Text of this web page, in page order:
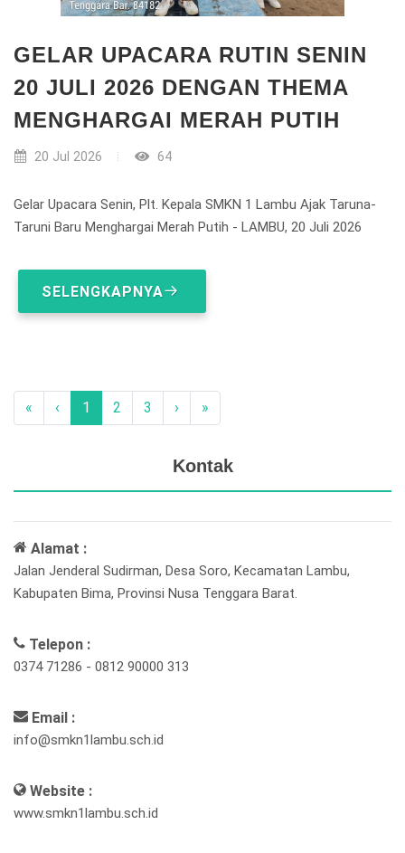
Kontak
Alamat :
Jalan Jenderal Sudirman, Desa Soro, Kecamatan Lambu,
Kabupaten Bima, Provinsi Nusa Tenggara Barat.
Telepon :
0374 71286 - 0812 90000 313
Email :
info@smkn1lambu.sch.id
Website :
www.smkn1lambu.sch.id
GELAR UPACARA RUTIN SENIN
20 JULI 2026 DENGAN THEMA
MENGHARGAI MERAH PUTIH
20 Jul 2026 64
Gelar Upacara Senin, Plt. Kepala SMKN 1 Lambu Ajak Taruna-
Taruni Baru Menghargai Merah Putih - LAMBU, 20 Juli 2026
SELENGKAPNYA
« ‹ 1 2 3 › »